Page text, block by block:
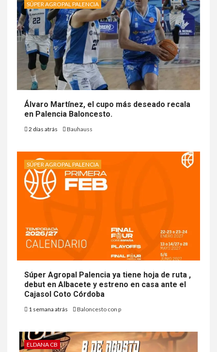
SÚPER AGROPAL PALENCIA
Álvaro Martínez, el cupo más deseado recala
en Palencia Baloncesto.
2 días atrás Bauhauss
SÚPER AGROPAL PALENCIA
Súper Agropal Palencia ya tiene hoja de ruta ,
debut en Albacete y estreno en casa ante el
Cajasol Coto Córdoba
1 semana atrás Baloncesto con p
ELDANA CB